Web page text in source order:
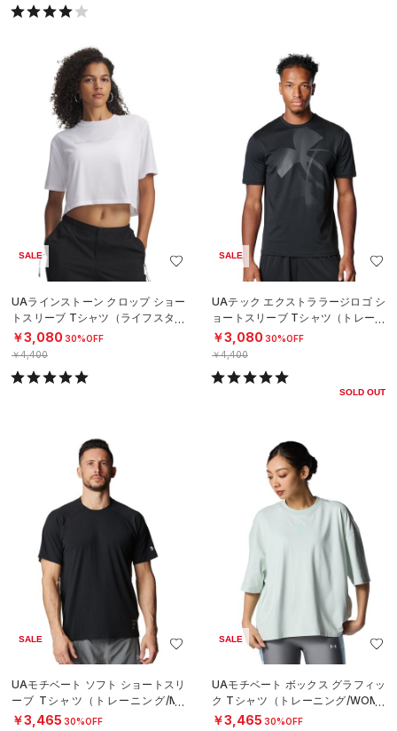
SALE
UAラインストーン クロップ ショー
トスリーブ Tシャツ（ライフスタイ
ル/WOMEN）
￥3,080 30%OFF
￥4,400
SALE
UAテック エクストララージロゴ シ
ョートスリーブ Tシャツ（トレーニ
ング/MEN）
￥3,080 30%OFF
￥4,400
SOLD OUT
SALE
UAモチベート ソフト ショートスリ
ーブ Tシャツ（トレーニング/ME
N）
￥3,465 30%OFF
SALE
UAモチベート ボックス グラフィッ
ク Tシャツ（トレーニング/WOME
N）
￥3,465 30%OFF